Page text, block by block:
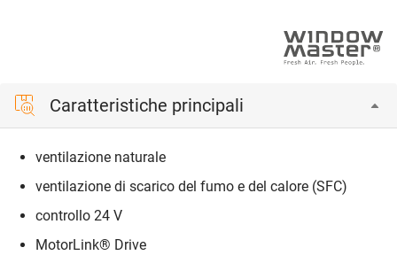
Caratteristiche principali
ventilazione naturale
ventilazione di scarico del fumo e del calore (SFC)
controllo 24 V
MotorLink® Drive